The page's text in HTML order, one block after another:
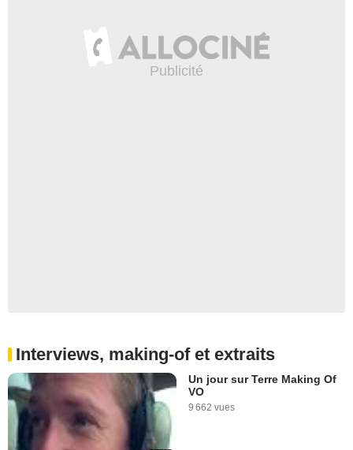
Interviews, making-of et extraits
Un jour sur Terre Making Of
VO
9 662 vues